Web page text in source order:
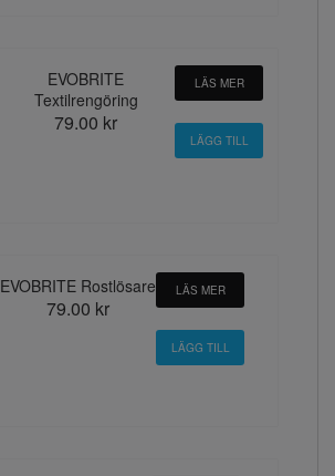
EVOBRITE
Textilrengöring
79.00 kr
LÄS MER
EVOBRITE Rostlösare
79.00 kr
LÄS MER